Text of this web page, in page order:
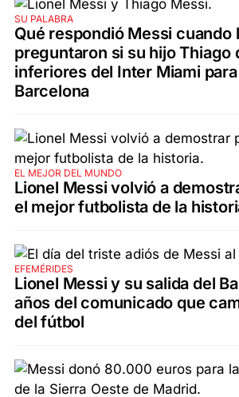
SU PALABRA
Qué respondió Messi cuando
preguntaron si su hijo Thiago
inferiores del Inter Miami
Barcelona
EL MEJOR DEL MUNDO
Lionel Messi volvió a
el mejor futbolista de la
EFEMÉRIDES
Lionel Messi y su salida del
años del comunicado que
del fútbol